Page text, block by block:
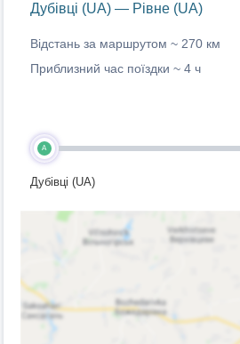
Дубівці (UA) — Рівне (UA)
Відстань за маршрутом ~ 270 км
Приблизний час поїздки ~ 4 ч
A
Дубівці (UA)